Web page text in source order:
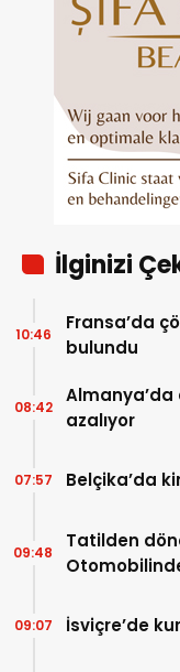
İlginizi
Fransa’da
bulundu
10:46
Almanya’da
azalıyor
08:42
Belçika’da
07:57
Tatilden
09:48
İsviçre’de
09:07